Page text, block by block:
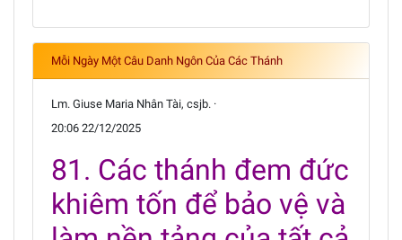
Mỗi Ngày Một Câu Danh Ngôn Của Các Thánh
Lm. Giuse Maria Nhân Tài, csjb. ·
20:06 22/12/2025
81. Các thánh đem đức
khiêm tốn để bảo vệ và